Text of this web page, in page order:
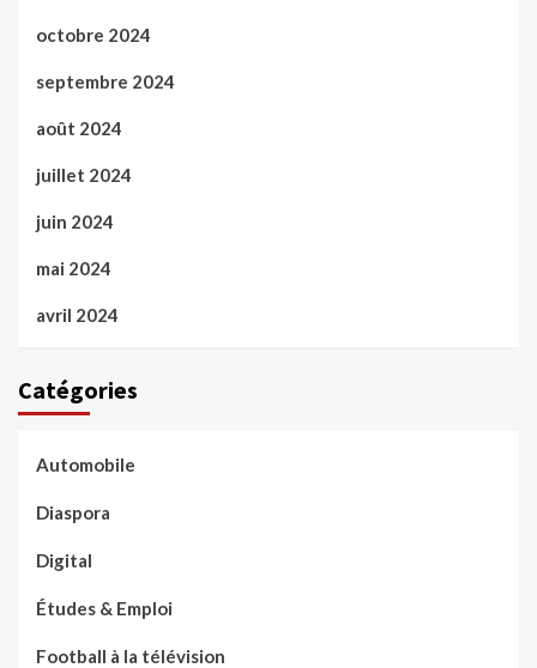
octobre 2024
septembre 2024
août 2024
juillet 2024
juin 2024
mai 2024
avril 2024
Catégories
Automobile
Diaspora
Digital
Études & Emploi
Football à la télévision